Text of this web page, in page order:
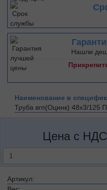
Нашли
Наименование в
Труба вгп(Оцинк) 48х3/125
Цена с
Артикул: